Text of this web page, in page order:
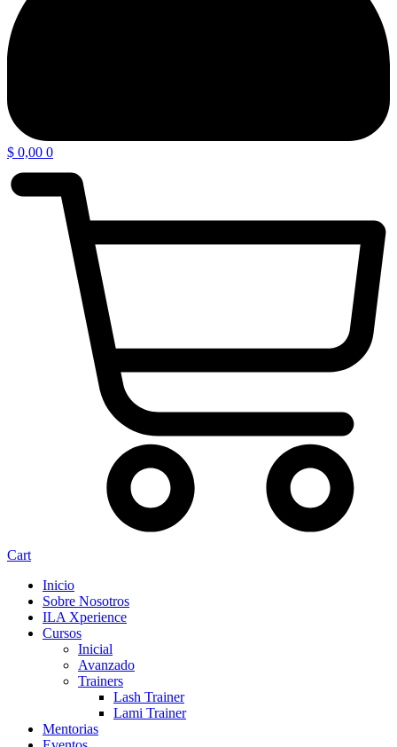
$ 0,00 0
Cart
Inicio
Sobre Nosotros
ILA Xperience
Cursos
Inicial
Avanzado
Trainers
Lash Trainer
Lami Trainer
Mentorias